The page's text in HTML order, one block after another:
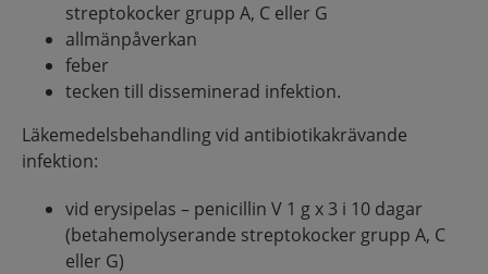
streptokocker grupp A, C eller G
allmänpåverkan
feber
tecken till disseminerad infektion.
Läkemedelsbehandling vid antibiotikakrävande
infektion:
vid erysipelas – penicillin V 1 g x 3 i 10 dagar
(betahemolyserande streptokocker grupp A, C
eller G)